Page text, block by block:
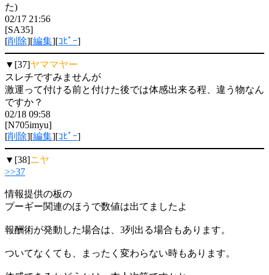
た)
02/17 21:56
[SA35]
[削除][編集][ｺﾋﾟｰ]
▼[37]ヤママヤー
スレチですみませんが
激運って付ける前と付けた後では体感出来る程、違う物なん
ですか？
02/18 09:58
[N705imyu]
[削除][編集][ｺﾋﾟｰ]
▼[38]ニヤ
>>37
情報提供の板の
プーギー関連のほうで数値は出てましたよ
報酬術が発動した場合は、3列出る場合もあります。
ついてなくても、まったく変わらない時もあります。